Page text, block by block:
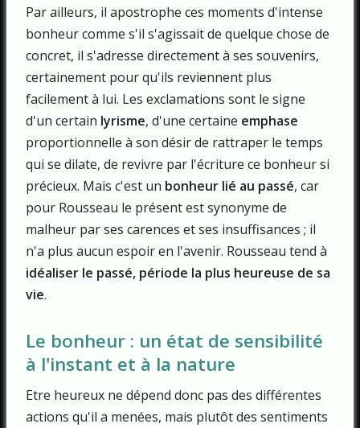
Par ailleurs, il apostrophe ces moments d'intense
bonheur comme s'il s'agissait de quelque chose de
concret, il s'adresse directement à ses souvenirs,
certainement pour qu'ils reviennent plus
facilement à lui. Les exclamations sont le signe
d'un certain lyrisme, d'une certaine emphase
proportionnelle à son désir de rattraper le temps
qui se dilate, de revivre par l'écriture ce bonheur si
précieux. Mais c'est un bonheur lié au passé, car
pour Rousseau le présent est synonyme de
malheur par ses carences et ses insuffisances ; il
n'a plus aucun espoir en l'avenir. Rousseau tend à
idéaliser le passé, période la plus heureuse de sa
vie.
Le bonheur : un état de sensibilité
à l'instant et à la nature
Etre heureux ne dépend donc pas des différentes
actions qu'il a menées, mais plutôt des sentiments